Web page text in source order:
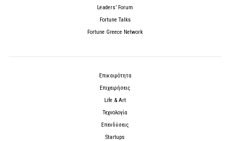
Leaders’ Forum
Fortune Talks
Fortune Greece Network
Επικαιρότητα
Επιχειρήσεις
Life & Art
Τεχνολογία
Επενδύσεις
Startups